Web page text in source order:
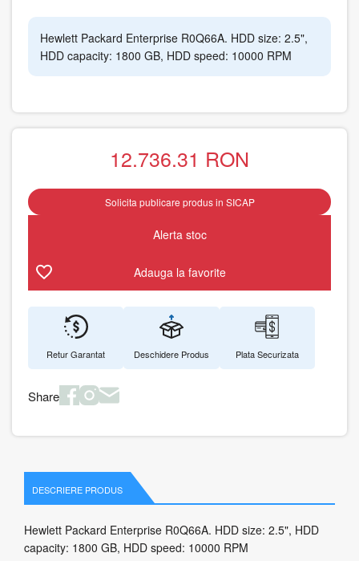
Hewlett Packard Enterprise R0Q66A. HDD size: 2.5",
HDD capacity: 1800 GB, HDD speed: 10000 RPM
12.736.31 RON
Solicita publicare produs in SICAP
Alerta stoc
Adauga la favorite
Retur Garantat Deschidere Produs Plata Securizata
Share
DESCRIERE PRODUS
Hewlett Packard Enterprise R0Q66A. HDD size: 2.5", HDD
capacity: 1800 GB, HDD speed: 10000 RPM